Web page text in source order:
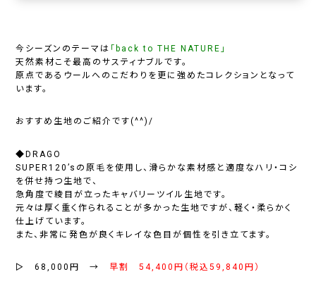
今シーズンのテーマは 「back to THE NATURE」
天然素材こそ最高のサスティナブルです。
原点であるウールへのこだわりを更に強めたコレクションとなって
います。
おすすめ生地のご紹介です(^^)/
◆DRAGO
SUPER120’sの原毛を使用し、滑らかな素材感と適度なハリ・コシ
を併せ持つ生地で、
急角度で綾目が立ったキャバリーツイル生地です。
元々は厚く重く作られることが多かった生地ですが、軽く・柔らかく
仕上げています。
また、非常に発色が良くキレイな色目が個性を引き立てます。
▻ 68,000円 → 早割 54,400円（税込59,840円）